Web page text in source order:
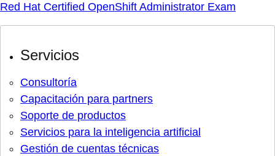
Red Hat Certified OpenShift Administrator Exam
Servicios
Consultoría
Capacitación para partners
Soporte de productos
Servicios para la inteligencia artificial
Gestión de cuentas técnicas